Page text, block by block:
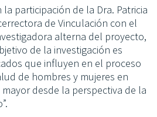
participación de la Dra. Patricia
de Vinculación con el
alterna del proyecto,
de la investigación es
que influyen en el proceso
de hombres y mujeres en
desde la perspectiva de la